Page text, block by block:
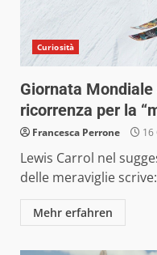
Curiosità
Giornata
ricorrenza per la
Francesca Perrone 16
Lewis Carrol nel
delle meraviglie
Mehr erfahren